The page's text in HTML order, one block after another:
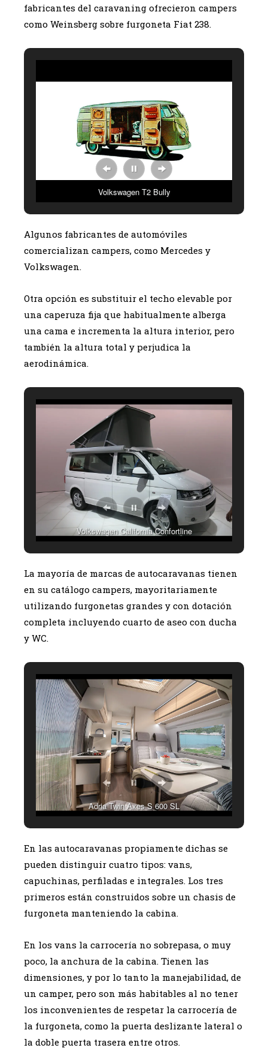
fabricantes del caravaning ofrecieron campers
como Weinsberg sobre furgoneta Fiat 238.
Volkswagen T2 Bully
Algunos fabricantes de automóviles
comercializan campers, como Mercedes y
Volkswagen.
Otra opción es substituir el techo elevable por
una caperuza fija que habitualmente alberga
una cama e incrementa la altura interior, pero
también la altura total y perjudica la
aerodinámica.
Volkswagen California Confortline
La mayoría de marcas de autocaravanas tienen
en su catálogo campers, mayoritariamente
utilizando furgonetas grandes y con dotación
completa incluyendo cuarto de aseo con ducha
y WC.
Adria Twin Axes S 600 SL
En las autocaravanas propiamente dichas se
pueden distinguir cuatro tipos: vans,
capuchinas, perfiladas e integrales. Los tres
primeros están construidos sobre un chasis de
furgoneta manteniendo la cabina.
En los vans la carrocería no sobrepasa, o muy
poco, la anchura de la cabina. Tienen las
dimensiones, y por lo tanto la manejabilidad, de
un camper, pero son más habitables al no tener
los inconvenientes de respetar la carrocería de
la furgoneta, como la puerta deslizante lateral o
la doble puerta trasera entre otros.